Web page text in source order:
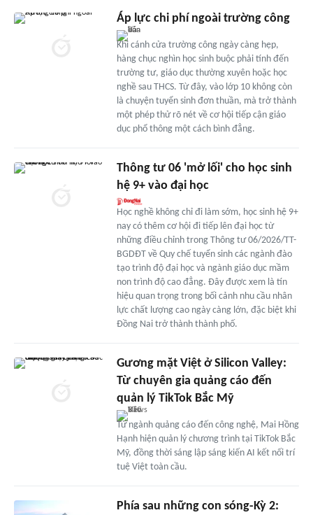
Áp lực chi phí ngoài trường công
Khi cánh cửa trường công ngày càng hẹp,
hàng chục nghìn học sinh buộc phải tính đến
trường tư, giáo dục thường xuyên hoặc học
nghề sau THCS. Từ đây, vào lớp 10 không còn
là chuyện tuyển sinh đơn thuần, mà trở thành
một phép thử rõ nét về cơ hội tiếp cận giáo
dục phổ thông một cách bình đẳng.
Thông tư 06 'mở lối' cho học sinh
hệ 9+ vào đại học
Học nghề không chỉ đi làm sớm, học sinh hệ 9+
nay có thêm cơ hội đi tiếp lên đại học từ
những điều chỉnh trong Thông tư 06/2026/TT-
BGDĐT về Quy chế tuyển sinh các ngành đào
tạo trình độ đại học và ngành giáo dục mầm
non trình độ cao đẳng. Đây được xem là tín
hiệu quan trọng trong bối cảnh nhu cầu nhân
lực chất lượng cao ngày càng lớn, đặc biệt khi
Đồng Nai trở thành thành phố.
Gương mặt Việt ở Silicon Valley:
Từ chuyên gia quảng cáo đến
quản lý TikTok Bắc Mỹ
Từ ngành quảng cáo đến công nghệ, Mai Hồng
Hạnh hiện quản lý chương trình tại TikTok Bắc
Mỹ, đồng thời sáng lập sáng kiến AI kết nối trí
tuệ Việt toàn cầu.
Phía sau những con sóng-Kỳ 2: